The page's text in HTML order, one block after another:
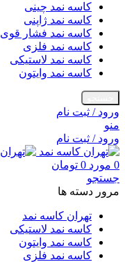
کاسه نمد چینی
کاسه نمد ژاپنی
کاسه نمد فشار قوی
کاسه نمد فلزی
کاسه نمد لاستیکی
کاسه نمد وایتون
ورود / ثبت نام
منو
ورود / ثبت نام
0 مورد 0 تومان
جستجو
مرور دسته ها
تهران کاسه نمد
کاسه نمد لاستیکی
کاسه نمد وایتون
کاسه نمد فلزی